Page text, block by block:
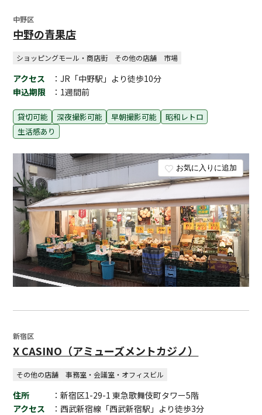
お気に入りに追加
中野区
中野の青果店
ショッピングモール・商店街 その他の店舗 市場
アクセス
：JR「中野駅」より徒歩10分
申込期限
：1週間前
貸切可能 深夜撮影可能 早朝撮影可能
昭和レトロ
生活感あり
新宿区
X CASINO（アミューズメントカジノ）
その他の店舗 事務室・会議室・オフィスビル
住所
：新宿区1-29-1 東急歌舞伎町タワー5階
アクセス
：西武新宿線「西武新宿駅」より徒歩3分